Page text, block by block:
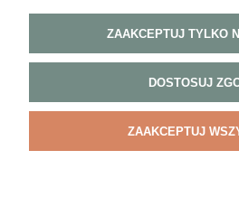
PŁATNOŚCI I
ZAAKCEPTUJ TYLKO
DOSTOSUJ
ZAAKCEPTUJ